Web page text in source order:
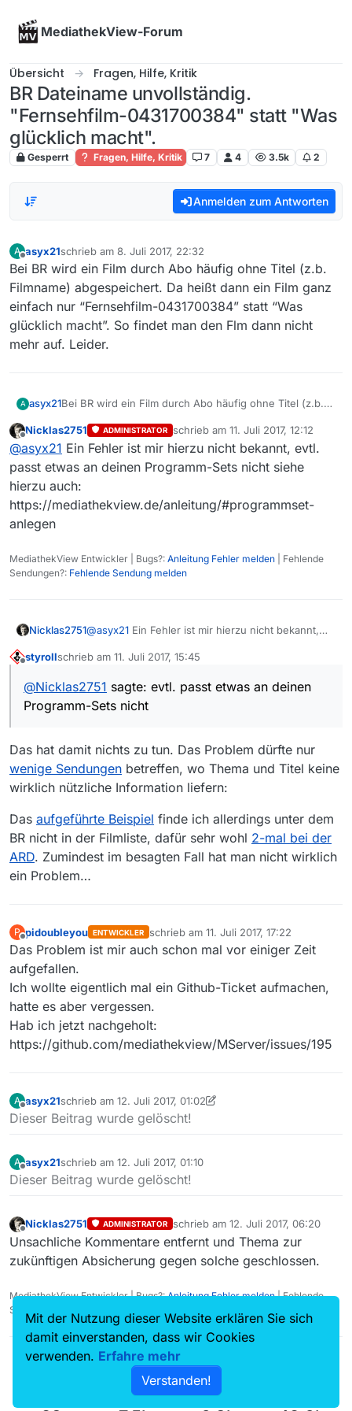
MediathekView-Forum
Übersicht Fragen, Hilfe, Kritik
BR Dateiname unvollständig.
"Fernsehfilm-0431700384" statt "Was
glücklich macht".
Gesperrt Fragen, Hilfe, Kritik 7 4 3.5k 2
Anmelden zum Antworten
A
Offline
asyx21schrieb am 8. Juli 2017, 22:32
zuletzt editiert von
Bei BR wird ein Film durch Abo häufig ohne Titel (z.b.
Filmname) abgespeichert. Da heißt dann ein Film ganz
einfach nur “Fernsehfilm-0431700384” statt “Was
glücklich macht”. So findet man den Flm dann nicht
mehr auf. Leider.
A asyx21Bei BR wird ein Film durch Abo häufig ohne Titel (z.b.
einfach nur “Fernsehfilm-0431700384” statt “Was
glücklich macht”. So findet man den Flm dann nicht
mehr auf. Leider.
Offline
Nicklas2751 ADMINISTRATOR schrieb am 11. Juli 2017, 12:12
zuletzt editiert von
@asyx21 Ein Fehler ist mir hierzu nicht bekannt, evtl.
passt etwas an deinen Programm-Sets nicht siehe
hierzu auch:
https://mediathekview.de/anleitung/#programmset-
anlegen
MediathekView Entwickler | Bugs?: Anleitung Fehler melden | Fehlende
Sendungen?: Fehlende Sendung melden
Nicklas2751@asyx21 Ein Fehler ist mir hierzu nicht bekannt,
siehe hierzu auch:
-anlegen
styrollschrieb am 11. Juli 2017, 15:45
zuletzt editiert von
@Nicklas2751 sagte: evtl. passt etwas an deinen
Programm-Sets nicht
Das hat damit nichts zu tun. Das Problem dürfte nur
wenige Sendungen betreffen, wo Thema und Titel keine
wirklich nützliche Information liefern:
Das aufgeführte Beispiel finde ich allerdings unter dem
BR nicht in der Filmliste, dafür sehr wohl 2-mal bei der
ARD. Zumindest im besagten Fall hat man nicht wirklich
ein Problem…
P
Offline
pidoubleyou ENTWICKLER schrieb am 11. Juli 2017, 17:22
zuletzt editiert von
Das Problem ist mir auch schon mal vor einiger Zeit
aufgefallen.
Ich wollte eigentlich mal ein Github-Ticket aufmachen,
hatte es aber vergessen.
Hab ich jetzt nachgeholt:
https://github.com/mediathekview/MServer/issues/195
A
Offline
asyx21schrieb am 12. Juli 2017, 01:02
zuletzt editiert von asyx21 7. Dez. 2017, 03:35
Dieser Beitrag wurde gelöscht!
A
Offline
asyx21schrieb am 12. Juli 2017, 01:10
zuletzt editiert von
Dieser Beitrag wurde gelöscht!
Offline
Nicklas2751 ADMINISTRATOR schrieb am 12. Juli 2017, 06:20
zuletzt editiert von
Unsachliche Kommentare entfernt und Thema zur
zukünftigen Absicherung gegen solche geschlossen.
MediathekView Entwickler | Bugs?:Anleitung Fehler melden| Fehlende
Sendungen?:
Mit der Nutzung dieser Website erklären Sie sich
damit einverstanden, dass wir Cookies
verwenden. Erfahre mehr
Verstanden!